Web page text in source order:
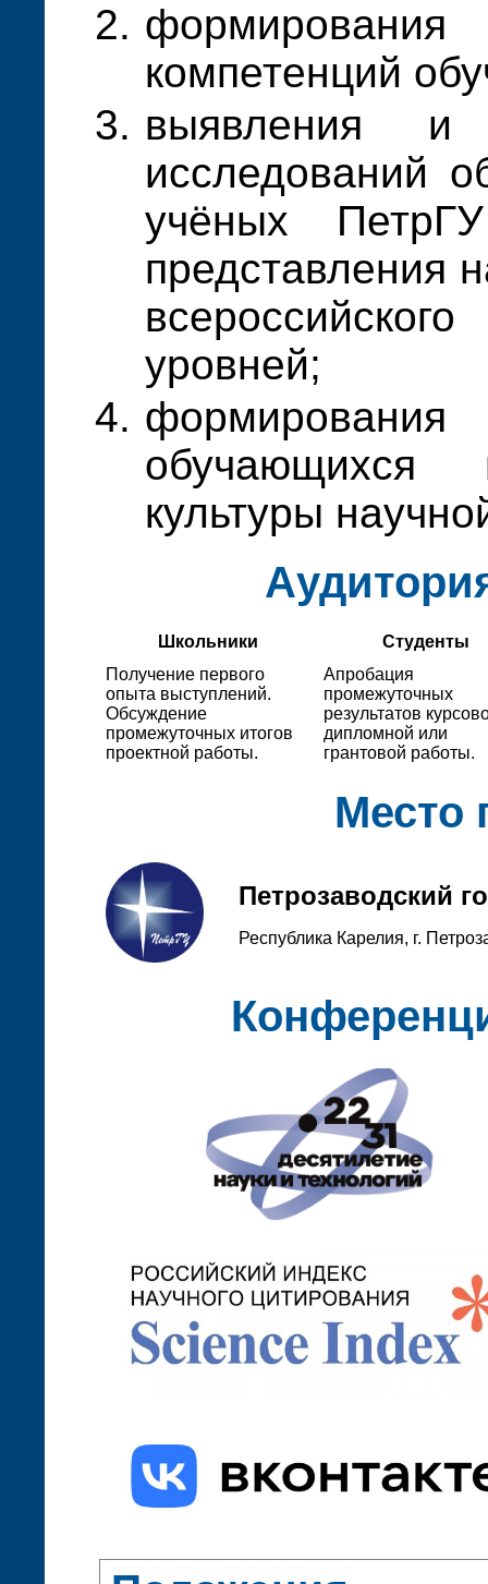
компетенций
выявления и
исследований
учёных
представления
уровней;
культуры
Школьники
Студенты
Получение первого
опыта выступлений.
Обсуждение
промежуточных итогов
проектной работы.
Апробация
промежуточных
результатов
дипломной или
грантовой работы.
Место
Петрозаводский
Республика Карелия, г.